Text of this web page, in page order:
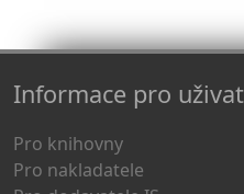
Informace pro
Pro knihovny
Pro nakladatele